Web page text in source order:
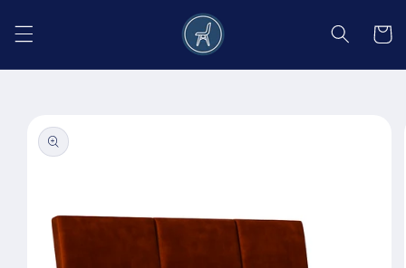
conținut
Coș
informațiile
despre
produs